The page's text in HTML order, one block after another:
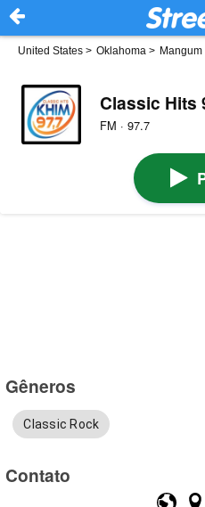
United States > Oklahoma > Mangum
Classic Hits
FM · 97.7
Gêneros
Classic Rock
Contato